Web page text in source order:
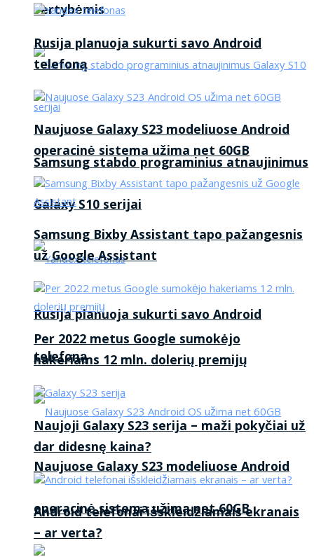
vertybėmis
Samsung stabdo programinius atnaujinimus
Galaxy S10 serijai
Rusija planuoja sukurti savo Android
telefoną
Naujuose Galaxy S23 modeliuose Android
operacinė sistema užima net 60GB
Rusija planuoja sukurti savo Android
telefoną
Naujuose Galaxy S23 modeliuose Android
operacinė sistema užima net 60GB
Samsung Bixby Assistant tapo pažangesnis
už Google Assistant
Per 2022 metus Google sumokėjo
hakeriams 12 mln. dolerių premijų
Naujoji Galaxy S23 serija – maži pokyčiai už
dar didesnę kaina?
Android telefonai išskleidžiamais ekranais
– ar verta?